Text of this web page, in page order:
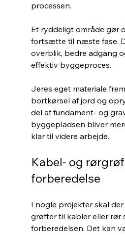
processen.
Et ryddeligt område gør
fortsætte til næste fase.
overblik, bedre adgang
effektiv byggeproces.
Jeres eget materiale
bortkørsel af jord og
del af fundament- og
byggepladsen bliver
klar til videre arbejde.
Kabel- og
forberedelse
I nogle projekter skal
grøfter til kabler eller rør
forberedelsen. Det kan